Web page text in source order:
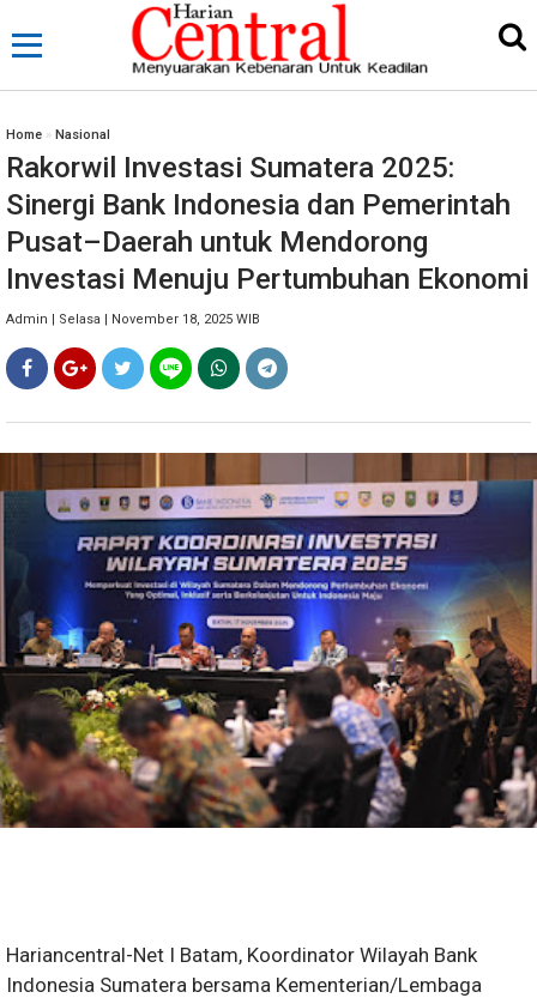
Home » Nasional
Rakorwil Investasi Sumatera 2025:
Sinergi Bank Indonesia dan Pemerintah
Pusat–Daerah untuk Mendorong
Investasi Menuju Pertumbuhan Ekonomi
Admin | Selasa | November 18, 2025 WIB
Hariancentral-Net I Batam, Koordinator Wilayah Bank
Indonesia Sumatera bersama Kementerian/Lembaga